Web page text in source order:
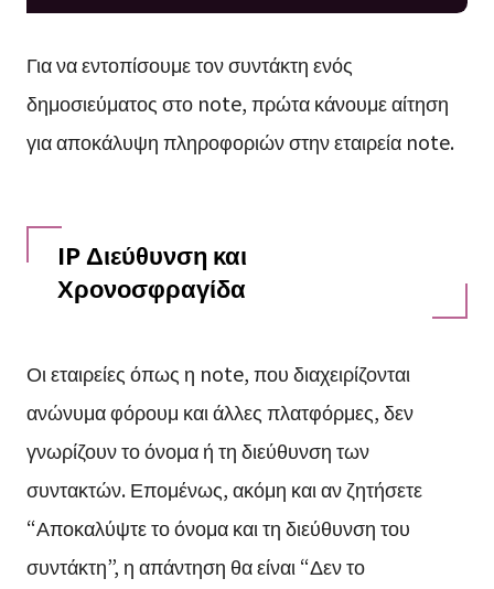
Για να εντοπίσουμε τον συντάκτη ενός
δημοσιεύματος στο note, πρώτα κάνουμε αίτηση
για αποκάλυψη πληροφοριών στην εταιρεία note.
IP Διεύθυνση και
Χρονοσφραγίδα
Οι εταιρείες όπως η note, που διαχειρίζονται
ανώνυμα φόρουμ και άλλες πλατφόρμες, δεν
γνωρίζουν το όνομα ή τη διεύθυνση των
συντακτών. Επομένως, ακόμη και αν ζητήσετε
“Αποκαλύψτε το όνομα και τη διεύθυνση του
συντάκτη”, η απάντηση θα είναι “Δεν το